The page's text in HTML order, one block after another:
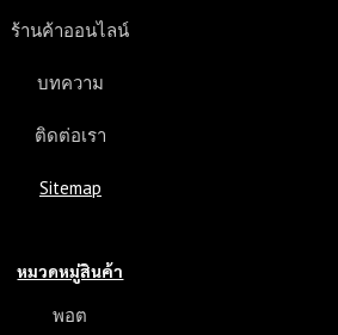
ร้านค้าออนไลน์
บทความ
ติดต่อเรา
Sitemap
หมวดหมู่สินค้า
พอต